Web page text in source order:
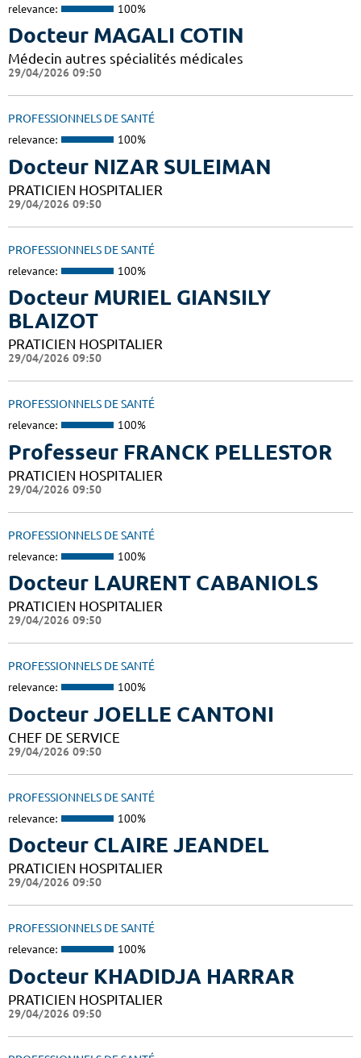
relevance: 100%
Docteur MAGALI COTIN
Médecin autres spécialités médicales
29/04/2026 09:50
PROFESSIONNELS DE SANTÉ
relevance: 100%
Docteur NIZAR SULEIMAN
PRATICIEN HOSPITALIER
29/04/2026 09:50
PROFESSIONNELS DE SANTÉ
relevance: 100%
Docteur MURIEL GIANSILY
BLAIZOT
PRATICIEN HOSPITALIER
29/04/2026 09:50
PROFESSIONNELS DE SANTÉ
relevance: 100%
Professeur FRANCK PELLESTOR
PRATICIEN HOSPITALIER
29/04/2026 09:50
PROFESSIONNELS DE SANTÉ
relevance: 100%
Docteur LAURENT CABANIOLS
PRATICIEN HOSPITALIER
29/04/2026 09:50
PROFESSIONNELS DE SANTÉ
relevance: 100%
Docteur JOELLE CANTONI
CHEF DE SERVICE
29/04/2026 09:50
PROFESSIONNELS DE SANTÉ
relevance: 100%
Docteur CLAIRE JEANDEL
PRATICIEN HOSPITALIER
29/04/2026 09:50
PROFESSIONNELS DE SANTÉ
relevance: 100%
Docteur KHADIDJA HARRAR
PRATICIEN HOSPITALIER
29/04/2026 09:50